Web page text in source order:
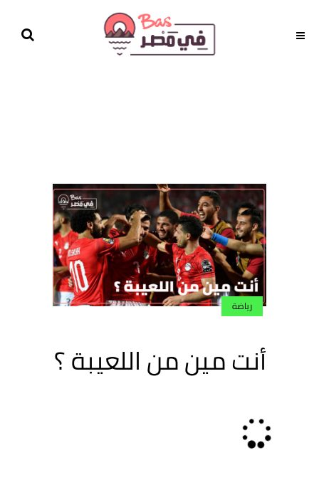
رياضة
أنت مين من اللعيبة ؟